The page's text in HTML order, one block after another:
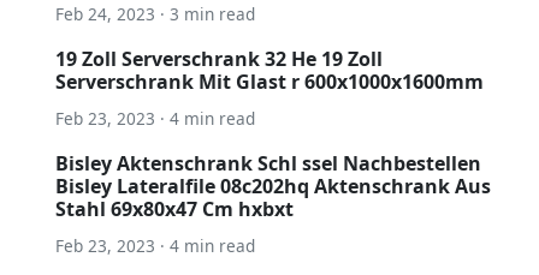
Feb 24, 2023 · 3 min read
19 Zoll Serverschrank 32 He 19 Zoll
Serverschrank Mit Glast r 600x1000x1600mm
Feb 23, 2023 · 4 min read
Bisley Aktenschrank Schl ssel Nachbestellen
Bisley Lateralfile 08c202hq Aktenschrank Aus
Stahl 69x80x47 Cm hxbxt
Feb 23, 2023 · 4 min read